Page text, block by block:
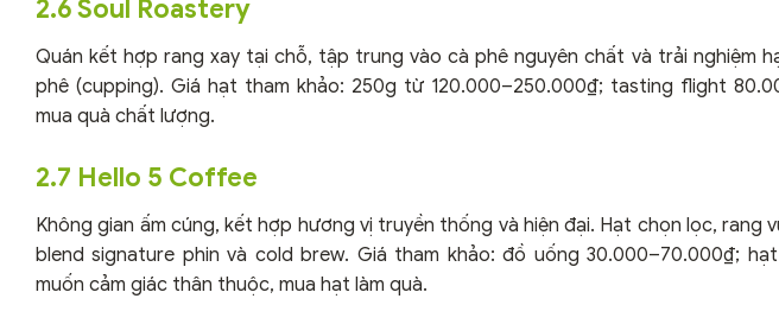
2.6 Soul Roastery
Quán kết hợp rang xay tại chỗ, tập trung vào cà phê nguyên chất và trải nghiệm
phê (cupping). Giá hạt tham khảo: 250g từ 120.000–250.000₫; tasting flight
mua quà chất lượng.
2.7 Hello 5 Coffee
Không gian ấm cúng, kết hợp hương vị truyền thống và hiện đại. Hạt chọn lọc, rang
blend signature phin và cold brew. Giá tham khảo: đồ uống 30.000–70.000₫;
muốn cảm giác thân thuộc, mua hạt làm quà.